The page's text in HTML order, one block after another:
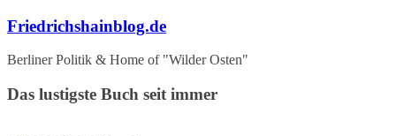
Zum
springen
Friedrichshainblog.de
Berliner Politik & Home of "Wilder Osten"
Das lustigste Buch seit immer